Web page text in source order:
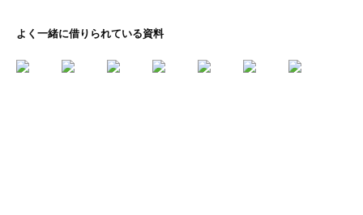
よく一緒に借りられている資料